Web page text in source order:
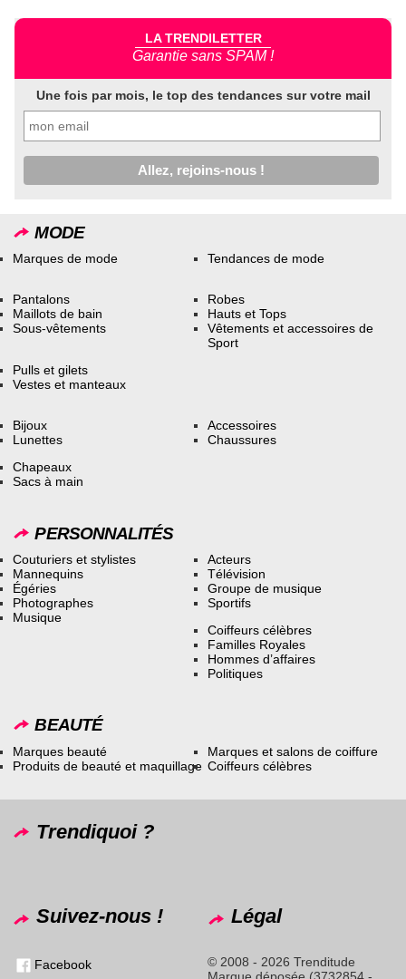
LA TRENDILETTER
Garantie sans SPAM !
Une fois par mois, le top des tendances sur votre mail
MODE
Marques de mode Tendances de mode
Pantalons
Maillots de bain
Sous-vêtements
Robes
Hauts et Tops
Vêtements et accessoires de
Sport
Pulls et gilets
Vestes et manteaux
Bijoux
Lunettes
Accessoires
Chaussures
Chapeaux
Sacs à main
PERSONNALITÉS
Couturiers et stylistes
Mannequins
Égéries
Photographes
Musique
Acteurs
Télévision
Groupe de musique
Sportifs
Coiffeurs célèbres
Familles Royales
Hommes d’affaires
Politiques
BEAUTÉ
Marques beauté
Produits de beauté et maquillage
Marques et salons de coiffure
Coiffeurs célèbres
Trendiquoi ?
Suivez-nous !
Facebook
Légal
© 2008 - 2026 Trenditude